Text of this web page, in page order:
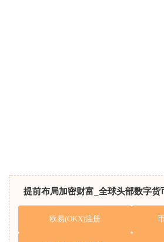
提前布局加密财富_全球头部数字货
欧易(OKX)注册